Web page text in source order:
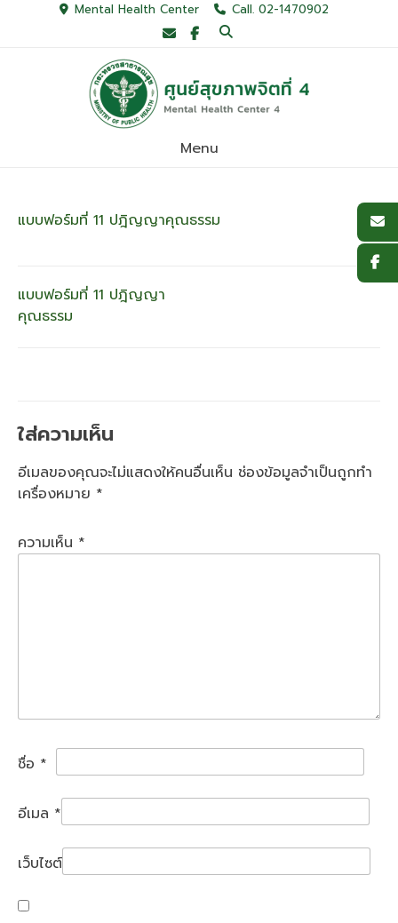
Mental Health Center Call. 02-1470902
Menu
แบบฟอร์มที่ 11 ปฎิญญาคุณธรรม
แนะแนว
แบบฟอร์มที่ 11 ปฎิญญา
คุณธรรม
ใส่ความเห็น
อีเมลของคุณจะไม่แสดงให้คนอื่นเห็น ช่องข้อมูลจำเป็นถูกทำ
เครื่องหมาย *
ความเห็น *
ชื่อ *
อีเมล *
เว็บไซต์